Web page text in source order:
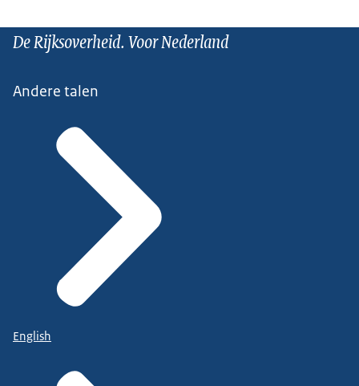
De Rijksoverheid. Voor Nederland
Andere talen
English